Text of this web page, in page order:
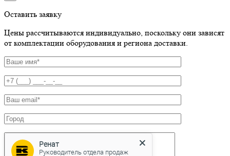
Оставить заявку
Цены рассчитываются индивидуально, поскольку они зависят
от комплектации оборудования и региона доставки.
Ренат
Руководитель отдела продаж